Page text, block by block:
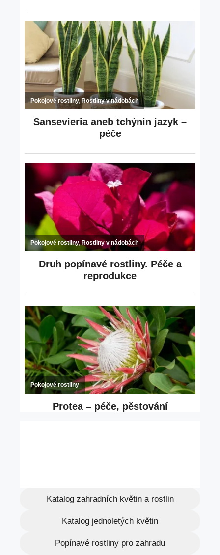
Katalog zahradních květin a rostlin
Katalog jednoletých květin
Popínavé rostliny pro zahradu